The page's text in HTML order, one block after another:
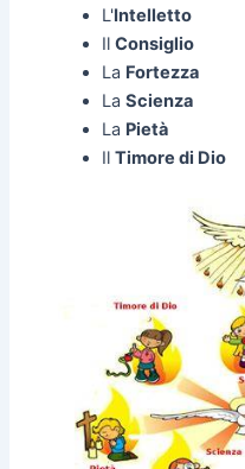
L'Intelletto
IlConsiglio
La Fortezza
LaScienza
La Pietà
IlTimore di Dio